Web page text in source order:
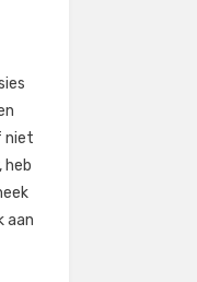
niet
heb
aan